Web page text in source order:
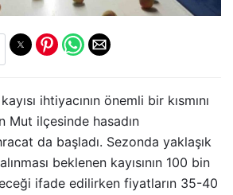
ihtiyacının önemli bir kısmını
Mut ilçesinde hasadın
da başladı. Sezonda yaklaşık
beklenen kayısının 100 bin
ifade edilirken fiyatların 35-40